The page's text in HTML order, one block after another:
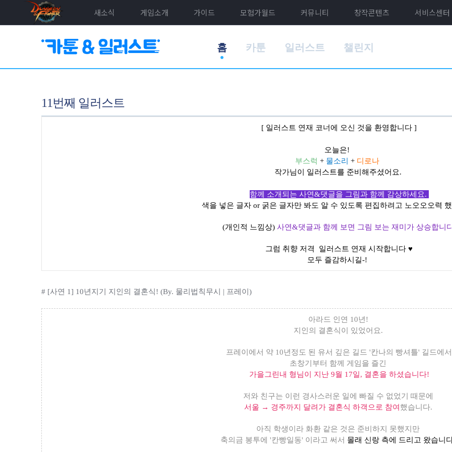
새소식 게임소개 가이드 모험가월드 커뮤니티 창작콘텐츠 서비스센터
홈 카툰 일러스트 챌린지
11번째 일러스트
[ 일러스트 연재 코너에 오신 것을 환영합니다 ]
오늘은!
부스럭 + 물소리 + 디로나
작가님이 일러스트를 준비해주셨어요.
함께 소개되는 사연&댓글을 그림과 함께 감상하세요.
색을 넣은 글자 or 굵은 글자만 봐도 알 수 있도록 편집하려고 노오오오력
(개인적 느낌상) 사연&댓글과 함께 보면 그림 보는 재미가 상승합니
그럼 취향 저격 일러스트 연재 시작합니다 ♥
모두 즐감하시길-!
# [사연 1] 10년지기 지인의 결혼식! (By. 물리법칙무시 | 프레이)
아라드 인연 10년!
지인의 결혼식이 있었어요.
프레이에서 약 10년정도 된 유서 깊은 길드 '칸나의 빵셔틀' 길드에서
초창기부터 함께 게임을 즐긴
가을그린내 형님이 지난 9월 17일, 결혼을 하셨습니다!
저와 친구는 이런 경사스러운 일에 빠질 수 없었기 때문에
서울 → 경주까지 달려가 결혼식 하객으로 참여 했습니다.
아직 학생이라 화환 같은 것은 준비하지 못했지만
축의금 봉투에 '칸빵일동' 이라고 써서 몰래 신랑 측에 드리고 왔습니